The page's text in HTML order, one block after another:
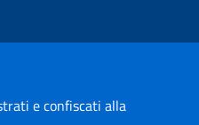
e confiscati alla